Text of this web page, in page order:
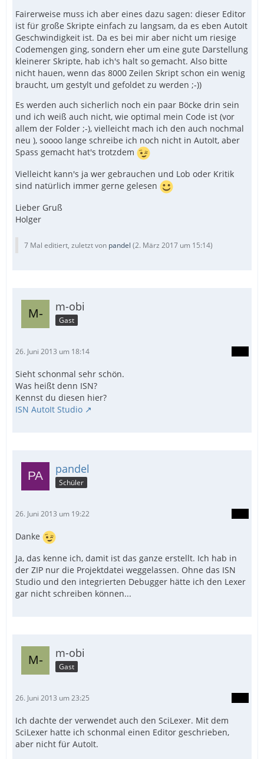
Fairerweise muss ich aber eines dazu sagen: dieser Editor
ist für große Skripte einfach zu langsam, da es eben AutoIt
Geschwindigkeit ist. Da es bei mir aber nicht um riesige
Codemengen ging, sondern eher um eine gute Darstellung
kleinerer Skripte, hab ich's halt so gemacht. Also bitte
nicht hauen, wenn das 8000 Zeilen Skript schon ein wenig
braucht, um gestylt und gefoldet zu werden ;-))
Es werden auch sicherlich noch ein paar Böcke drin sein
und ich weiß auch nicht, wie optimal mein Code ist (vor
allem der Folder ;-), vielleicht mach ich den auch nochmal
neu ), soooo lange schreibe ich noch nicht in AutoIt, aber
Spass gemacht hat's trotzdem
Vielleicht kann's ja wer gebrauchen und Lob oder Kritik
sind natürlich immer gerne gelesen
Lieber Gruß
Holger
7 Mal editiert, zuletzt von pandel (2. März 2017 um 15:14)
m-obi
Gast
26. Juni 2013 um 18:14
Sieht schonmal sehr schön.
Was heißt denn ISN?
Kennst du diesen hier?
ISN AutoIt Studio
pandel
Schüler
26. Juni 2013 um 19:22
Danke
Ja, das kenne ich, damit ist das ganze erstellt. Ich hab in
der ZIP nur die Projektdatei weggelassen. Ohne das ISN
Studio und den integrierten Debugger hätte ich den Lexer
gar nicht schreiben können...
m-obi
Gast
26. Juni 2013 um 23:25
Ich dachte der verwendet auch den SciLexer. Mit dem
SciLexer hatte ich schonmal einen Editor geschrieben,
aber nicht für AutoIt.